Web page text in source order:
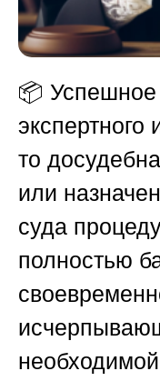
📦 Успешное
экспертного
то
или
суда
полностью